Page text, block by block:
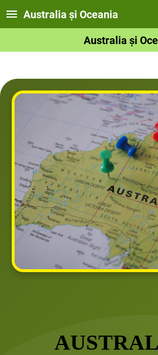
Australia și Oceania
Australia și